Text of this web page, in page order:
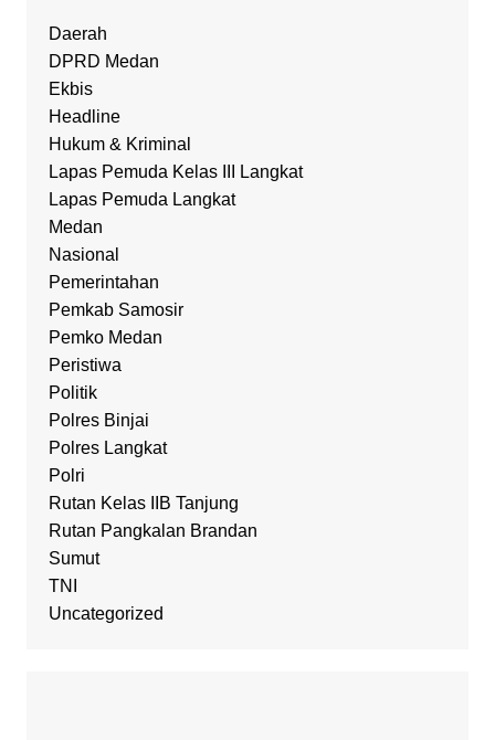
Daerah
DPRD Medan
Ekbis
Headline
Hukum & Kriminal
Lapas Pemuda Kelas III Langkat
Lapas Pemuda Langkat
Medan
Nasional
Pemerintahan
Pemkab Samosir
Pemko Medan
Peristiwa
Politik
Polres Binjai
Polres Langkat
Polri
Rutan Kelas IIB Tanjung
Rutan Pangkalan Brandan
Sumut
TNI
Uncategorized